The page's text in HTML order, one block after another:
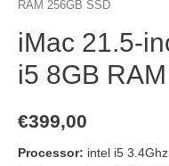
RAM 256GB SSD
iMac 21.5-
i5 8GB
€399,00
Processor: intel i5 3.4Ghz